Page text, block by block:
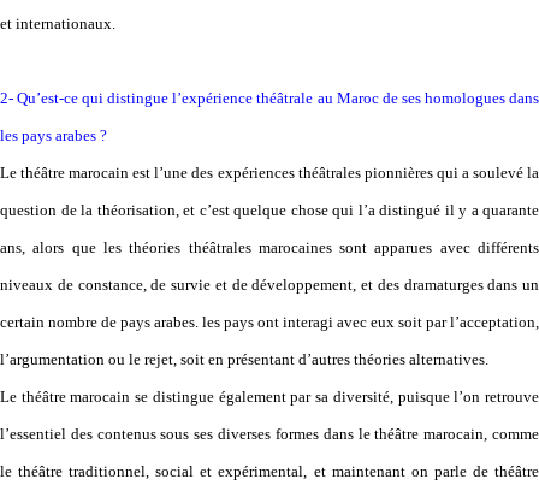
et internationaux.
2- Qu’est-ce qui distingue l’expérience théâtrale au Maroc de ses homologues dans
les pays arabes ?
Le théâtre marocain est l’une des expériences théâtrales pionnières qui a soulevé la
question de la théorisation, et c’est quelque chose qui l’a distingué il y a quarante
ans, alors que les théories théâtrales marocaines sont apparues avec différents
niveaux de constance, de survie et de développement, et des dramaturges dans un
certain nombre de pays arabes. les pays ont interagi avec eux soit par l’acceptation,
l’argumentation ou le rejet, soit en présentant d’autres théories alternatives.
Le théâtre marocain se distingue également par sa diversité, puisque l’on retrouve
l’essentiel des contenus sous ses diverses formes dans le théâtre marocain, comme
le théâtre traditionnel, social et expérimental, et maintenant on parle de théâtre